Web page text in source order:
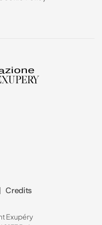
Credits
Exupéry